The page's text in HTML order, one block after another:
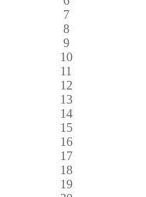
7
8
9
10
11
12
13
14
15
16
17
18
19